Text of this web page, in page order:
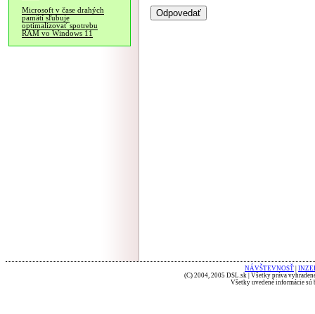
Microsoft v čase drahých
pamätí sľubuje
optimalizovať spotrebu
RAM vo Windows 11
NÁVŠTEVNOSŤ
(C) 2004, 2005 DSL.sk | Všetky práva
Všetky uvedené informácie sú